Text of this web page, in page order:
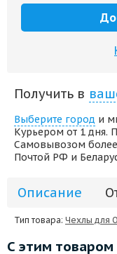
Получить в
Выберите город и
Курьером от 1 дня.
Самовывозом
Почтой РФ и
Описание
Тип товара: Чехлы для
С этим товаром